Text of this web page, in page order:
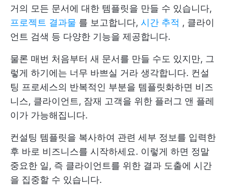
거의 모든 문서에 대한 템플릿을 만들 수 있습니다,
프로젝트 결과물 를 보고합니다, 시간 추적 , 클라이
언트 검색 등 다양한 기능을 제공합니다.
물론 매번 처음부터 새 문서를 만들 수도 있지만, 그
렇게 하기에는 너무 바쁘실 거라 생각합니다. 컨설
팅 프로세스의 반복적인 부분을 템플릿화하면 비즈
니스, 클라이언트, 잠재 고객을 위한 플러그 앤 플레
이가 가능해집니다.
컨설팅 템플릿을 복사하여 관련 세부 정보를 입력한
후 바로 비즈니스를 시작하세요. 이렇게 하면 정말
중요한 일, 즉 클라이언트를 위한 결과 도출에 시간
을 집중할 수 있습니다.